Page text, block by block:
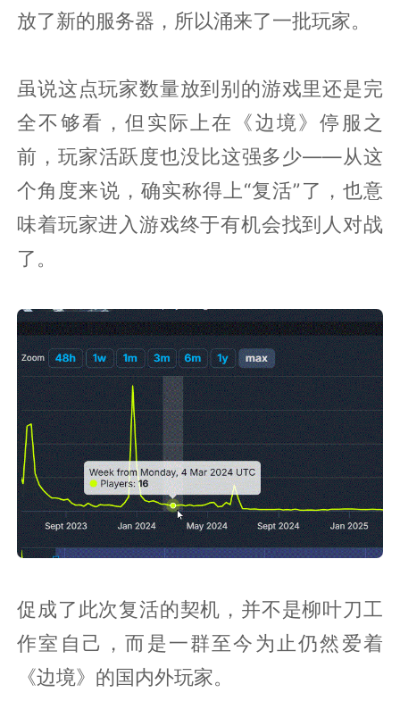
放了新的服务器，所以涌来了一批玩家。
虽说这点玩家数量放到别的游戏里还是完
全不够看，但实际上在《边境》停服之
前，玩家活跃度也没比这强多少——从这
个角度来说，确实称得上“复活”了，也意
味着玩家进入游戏终于有机会找到人对战
了。
促成了此次复活的契机，并不是柳叶刀工
作室自己，而是一群至今为止仍然爱着
《边境》的国内外玩家。